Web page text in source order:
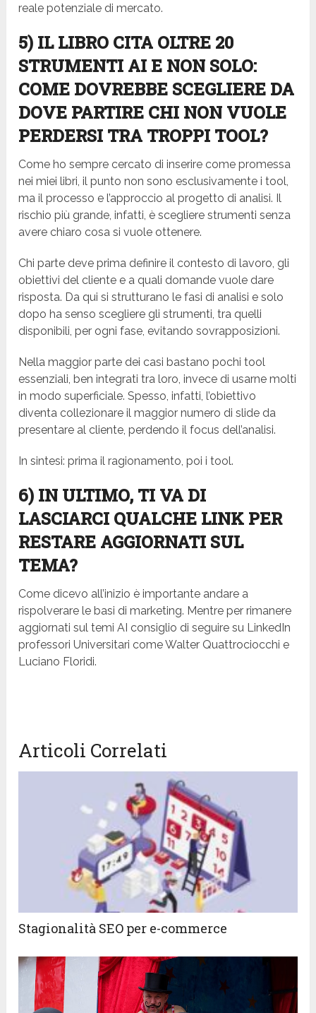
reale potenziale di mercato.
5) IL LIBRO CITA OLTRE 20
STRUMENTI AI E NON SOLO:
COME DOVREBBE SCEGLIERE DA
DOVE PARTIRE CHI NON VUOLE
PERDERSI TRA TROPPI TOOL?
Come ho sempre cercato di inserire come promessa
nei miei libri, il punto non sono esclusivamente i tool,
ma il processo e l’approccio al progetto di analisi. Il
rischio più grande, infatti, è scegliere strumenti senza
avere chiaro cosa si vuole ottenere.
Chi parte deve prima definire il contesto di lavoro, gli
obiettivi del cliente e a quali domande vuole dare
risposta. Da qui si strutturano le fasi di analisi e solo
dopo ha senso scegliere gli strumenti, tra quelli
disponibili, per ogni fase, evitando sovrapposizioni.
Nella maggior parte dei casi bastano pochi tool
essenziali, ben integrati tra loro, invece di usarne molti
in modo superficiale. Spesso, infatti, l’obiettivo
diventa collezionare il maggior numero di slide da
presentare al cliente, perdendo il focus dell’analisi.
In sintesi: prima il ragionamento, poi i tool.
6) IN ULTIMO, TI VA DI
LASCIARCI QUALCHE LINK PER
RESTARE AGGIORNATI SUL
TEMA?
Come dicevo all’inizio è importante andare a
rispolverare le basi di marketing. Mentre per rimanere
aggiornati sul temi AI consiglio di seguire su LinkedIn
professori Universitari come Walter Quattrociocchi e
Luciano Floridi.
Articoli Correlati
Stagionalità SEO per e-commerce